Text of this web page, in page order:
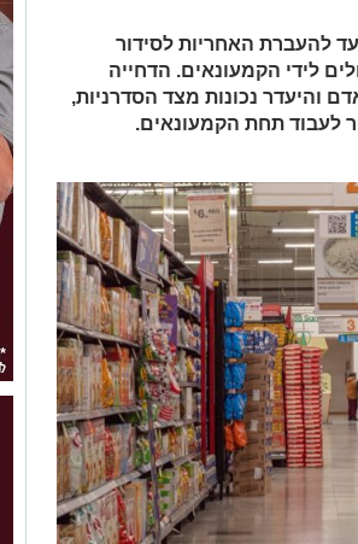
להעברת האחריות לסידור
לידי הקמעונאים. הדחייה
והיעדר נכונות מצד הסדרניות,
לעבוד תחת הקמעונאים.